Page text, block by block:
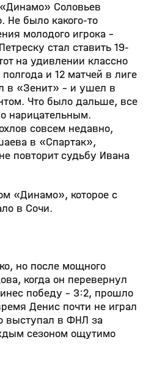
Соловьев
Не было какого-то
молодого игрока -
стал ставить 19-
на удивлении классно
и 12 матчей в лиге
в «Зенит» - и ушел в
Что было дальше, все
нарицательным.
совсем недавно,
в «Спартак»,
повторит судьбу Ивана
«Динамо», которое с
в Сочи.
но после мощного
когда он перевернул
победу - 3:2, прошло
Денис почти не играл
выступал в ФНЛ за
сезоном ощутимо